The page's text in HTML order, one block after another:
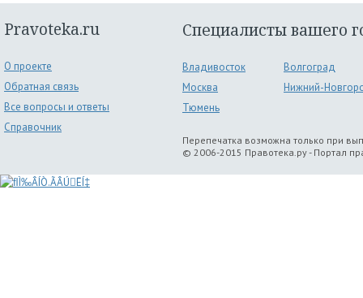
Pravoteka.ru
О проекте
Обратная связь
Все вопросы и ответы
Справочник
Специалисты вашего
Владивосток
Волгоград
Москва
Нижний-
Тюмень
Перепечатка возможна только при
© 2006-2015 Правотека.ру - Портал